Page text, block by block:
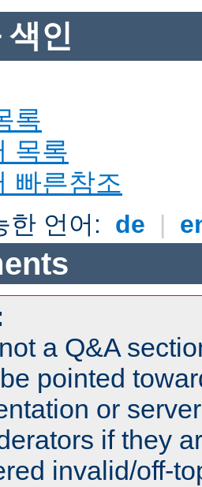
색인
록
목록
빠른참조
한 언어: de |
a Q&A
pointed
or
if they
invalid/off-